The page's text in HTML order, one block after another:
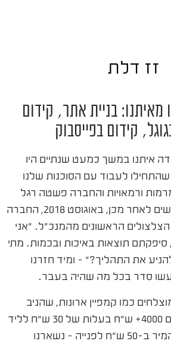
זז דלת
מאיתנו: בניית אתר, קידום
קידום בפייסבוק
איתנו במשך כמעט שנתיים היו
לעבוד עם הסוכנות שלנו
התגלו מרמות ורמאויות והחברה פשטה רגל
במאי 2018. כמה חודשים לאחר מכן, באוגוסט 2018, החברה
הראשונים מהמנכ"ל. "אני
תוצאות באיכות ובכמות. מתי
את התהליך?" – ומיד חזרנו
סדר בכל מה שהיה בעבר.
כמו קמפיין ארונות, שהניב
לידים לארונות שעולים 4000+ ש"ח בעלות של 30 ש"ח לליד
וקמפיין מטבחים – שהמיר ב-50 ש"ח לפנייה – נשארנו